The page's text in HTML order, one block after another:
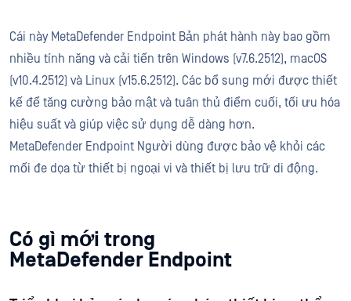
Cái này MetaDefender Endpoint Bản phát hành này bao gồm
nhiều tính năng và cải tiến trên Windows (v7.6.2512), macOS
(v10.4.2512) và Linux (v15.6.2512). Các bổ sung mới được thiết
kế để tăng cường bảo mật và tuân thủ điểm cuối, tối ưu hóa
hiệu suất và giúp việc sử dụng dễ dàng hơn.
MetaDefender Endpoint Người dùng được bảo vệ khỏi các
mối đe dọa từ thiết bị ngoại vi và thiết bị lưu trữ di động.
Có gì mới trong
MetaDefender Endpoint